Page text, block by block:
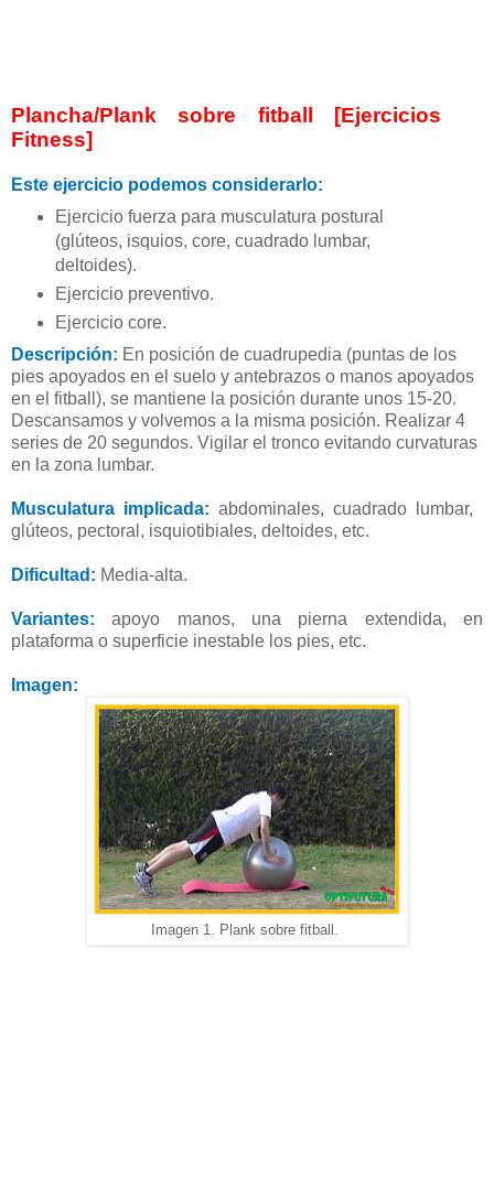
Plancha/Plank sobre fitball [Ejercicios
Fitness]
Este ejercicio podemos considerarlo:
Ejercicio fuerza para musculatura postural
(glúteos, isquios, core, cuadrado lumbar,
deltoides).
Ejercicio preventivo.
Ejercicio core.
Descripción: En posición de cuadrupedia (puntas de los
pies apoyados en el suelo y antebrazos o manos apoyados
en el fitball), se mantiene la posición durante unos 15-20.
Descansamos y volvemos a la misma posición. Realizar 4
series de 20 segundos. Vigilar el tronco evitando curvaturas
en la zona lumbar.
Musculatura implicada: abdominales, cuadrado lumbar,
glúteos, pectoral, isquiotibiales, deltoides, etc.
Dificultad: Media-alta.
Variantes: apoyo manos, una pierna extendida, en
plataforma o superficie inestable los pies, etc.
Imagen:
magen 1. Plank sobre fitball.